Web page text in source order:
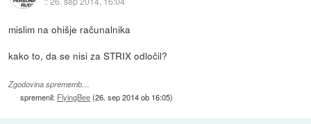
mislim na ohišje računalnika
kako to, da se nisi za STRIX odločil?
Zgodovina sprememb…
spremenil: FlyingBee(26. sep 2014 ob 16:05)